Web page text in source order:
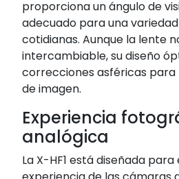
proporciona un ángulo de
adecuado para una
cotidianas. Aunque la lente
intercambiable, su diseño
correcciones asféricas
de imagen.
Experiencia
analógica
La X-HF1 está diseñada